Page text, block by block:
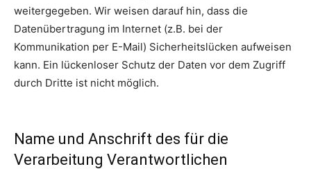
weitergegeben. Wir weisen darauf hin, dass die
Datenübertragung im Internet (z.B. bei der
Kommunikation per E-Mail) Sicherheitslücken aufweisen
kann. Ein lückenloser Schutz der Daten vor dem Zugriff
durch Dritte ist nicht möglich.
Name und Anschrift des für die
Verarbeitung Verantwortlichen